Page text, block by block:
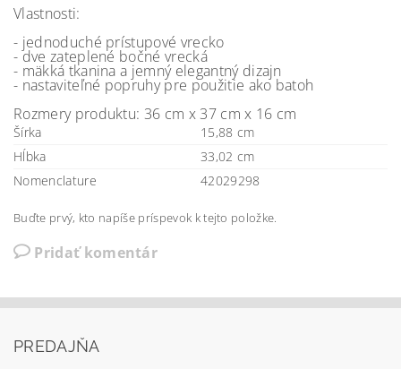
Vlastnosti:
- jednoduché prístupové vrecko
- dve zateplené bočné vrecká
- mäkká tkanina a jemný elegantný dizajn
- nastaviteľné popruhy pre použitie ako batoh
Rozmery produktu: 36 cm x 37 cm x 16 cm
Šírka
15,88 cm
Hĺbka
33,02 cm
Nomenclature
42029298
Buďte prvý, kto napíše príspevok k tejto položke.
Pridať komentár
PREDAJŇA